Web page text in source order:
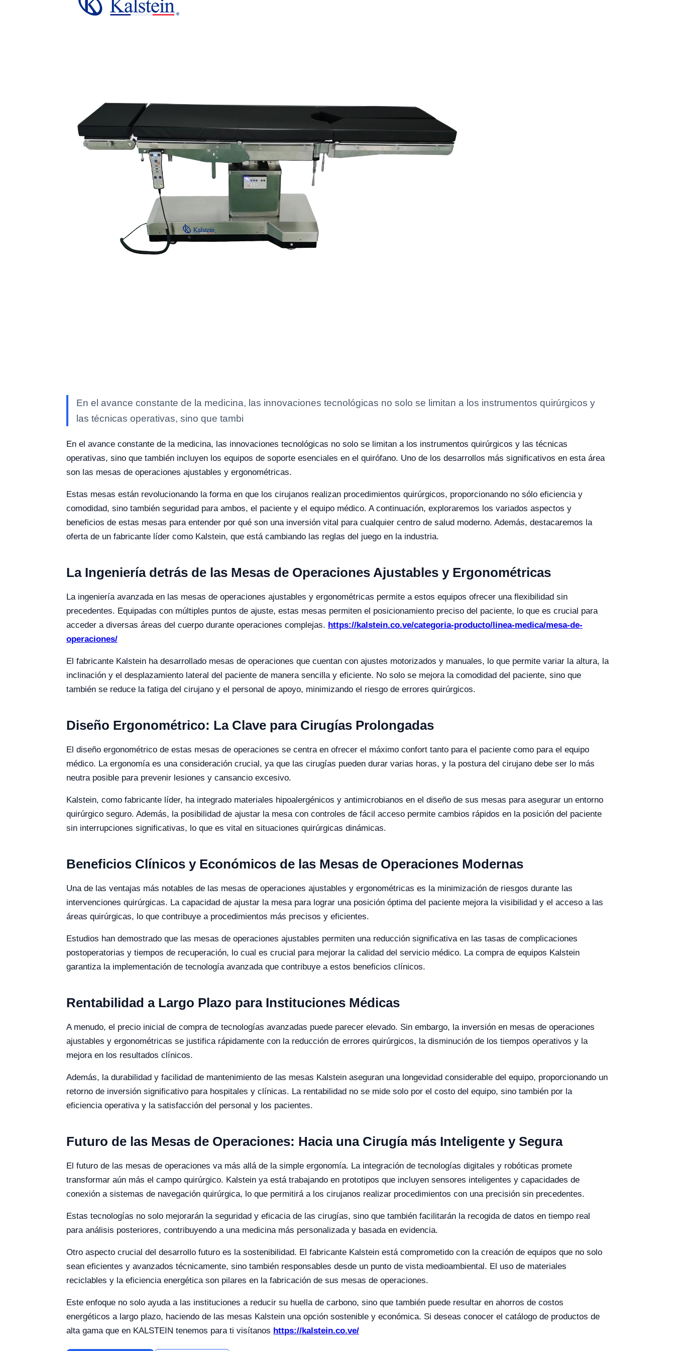
En el avance constante de la medicina, las innovaciones tecnológicas no solo se limitan a los instrumentos quirúrgicos y
las técnicas operativas, sino que tambi
En el avance constante de la medicina, las innovaciones tecnológicas no solo se limitan a los instrumentos quirúrgicos y las técnicas
operativas, sino que también incluyen los equipos de soporte esenciales en el quirófano. Uno de los desarrollos más significativos en esta área
son las mesas de operaciones ajustables y ergonométricas.
Estas mesas están revolucionando la forma en que los cirujanos realizan procedimientos quirúrgicos, proporcionando no sólo eficiencia y
comodidad, sino también seguridad para ambos, el paciente y el equipo médico. A continuación, exploraremos los variados aspectos y
beneficios de estas mesas para entender por qué son una inversión vital para cualquier centro de salud moderno. Además, destacaremos la
oferta de un fabricante líder como Kalstein, que está cambiando las reglas del juego en la industria.
La Ingeniería detrás de las Mesas de Operaciones Ajustables y Ergonométricas
La ingeniería avanzada en las mesas de operaciones ajustables y ergonométricas permite a estos equipos ofrecer una flexibilidad sin
precedentes. Equipadas con múltiples puntos de ajuste, estas mesas permiten el posicionamiento preciso del paciente, lo que es crucial para
acceder a diversas áreas del cuerpo durante operaciones complejas. https://kalstein.co.ve/categoria-producto/linea-medica/mesa-de-
operaciones/
El fabricante Kalstein ha desarrollado mesas de operaciones que cuentan con ajustes motorizados y manuales, lo que permite variar la altura, la
inclinación y el desplazamiento lateral del paciente de manera sencilla y eficiente. No solo se mejora la comodidad del paciente, sino que
también se reduce la fatiga del cirujano y el personal de apoyo, minimizando el riesgo de errores quirúrgicos.
Diseño Ergonométrico: La Clave para Cirugías Prolongadas
El diseño ergonométrico de estas mesas de operaciones se centra en ofrecer el máximo confort tanto para el paciente como para el equipo
médico. La ergonomía es una consideración crucial, ya que las cirugías pueden durar varias horas, y la postura del cirujano debe ser lo más
neutra posible para prevenir lesiones y cansancio excesivo.
Kalstein, como fabricante líder, ha integrado materiales hipoalergénicos y antimicrobianos en el diseño de sus mesas para asegurar un entorno
quirúrgico seguro. Además, la posibilidad de ajustar la mesa con controles de fácil acceso permite cambios rápidos en la posición del paciente
sin interrupciones significativas, lo que es vital en situaciones quirúrgicas dinámicas.
Beneficios Clínicos y Económicos de las Mesas de Operaciones Modernas
Una de las ventajas más notables de las mesas de operaciones ajustables y ergonométricas es la minimización de riesgos durante las
intervenciones quirúrgicas. La capacidad de ajustar la mesa para lograr una posición óptima del paciente mejora la visibilidad y el acceso a las
áreas quirúrgicas, lo que contribuye a procedimientos más precisos y eficientes.
Estudios han demostrado que las mesas de operaciones ajustables permiten una reducción significativa en las tasas de complicaciones
postoperatorias y tiempos de recuperación, lo cual es crucial para mejorar la calidad del servicio médico. La compra de equipos Kalstein
garantiza la implementación de tecnología avanzada que contribuye a estos beneficios clínicos.
Rentabilidad a Largo Plazo para Instituciones Médicas
A menudo, el precio inicial de compra de tecnologías avanzadas puede parecer elevado. Sin embargo, la inversión en mesas de operaciones
ajustables y ergonométricas se justifica rápidamente con la reducción de errores quirúrgicos, la disminución de los tiempos operativos y la
mejora en los resultados clínicos.
Además, la durabilidad y facilidad de mantenimiento de las mesas Kalstein aseguran una longevidad considerable del equipo, proporcionando un
retorno de inversión significativo para hospitales y clínicas. La rentabilidad no se mide solo por el costo del equipo, sino también por la
eficiencia operativa y la satisfacción del personal y los pacientes.
Futuro de las Mesas de Operaciones: Hacia una Cirugía más Inteligente y Segura
El futuro de las mesas de operaciones va más allá de la simple ergonomía. La integración de tecnologías digitales y robóticas promete
transformar aún más el campo quirúrgico. Kalstein ya está trabajando en prototipos que incluyen sensores inteligentes y capacidades de
conexión a sistemas de navegación quirúrgica, lo que permitirá a los cirujanos realizar procedimientos con una precisión sin precedentes.
Estas tecnologías no solo mejorarán la seguridad y eficacia de las cirugías, sino que también facilitarán la recogida de datos en tiempo real
para análisis posteriores, contribuyendo a una medicina más personalizada y basada en evidencia.
Otro aspecto crucial del desarrollo futuro es la sostenibilidad. El fabricante Kalstein está comprometido con la creación de equipos que no solo
sean eficientes y avanzados técnicamente, sino también responsables desde un punto de vista medioambiental. El uso de materiales
reciclables y la eficiencia energética son pilares en la fabricación de sus mesas de operaciones.
Este enfoque no solo ayuda a las instituciones a reducir su huella de carbono, sino que también puede resultar en ahorros de costos
energéticos a largo plazo, haciendo de las mesas Kalstein una opción sostenible y económica. Si deseas conocer el catálogo de productos de
alta gama que en KALSTEIN tenemos para ti visítanos https://kalstein.co.ve/